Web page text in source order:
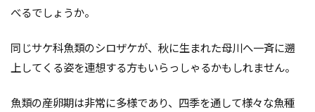
べるでしょうか。
同じサケ科魚類のシロザケが、秋に生まれた母川へ一斉に遡
上してくる姿を連想する方もいらっしゃるかもしれません。
魚類の産卵期は非常に多様であり、四季を通して様々な魚種